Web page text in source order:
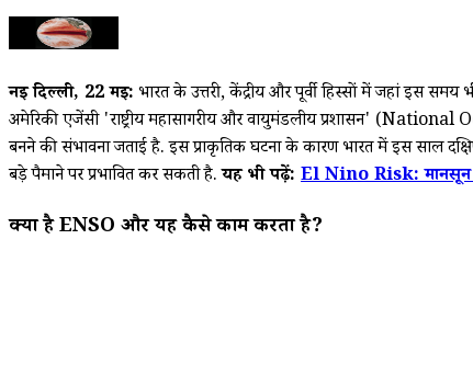
नई दिल्ली, 22मई: भारत के उत्तरी, केंद्रीय और पूर्वी हिस्सों में जहां इस
अमेरिकी एजेंसी 'राष्ट्रीय महासागरीय और वायुमंडलीय प्रशासन'
बनने की संभावना जताई है. इस प्राकृतिक घटना के कारण भारत में इस साल
बड़े पैमाने पर प्रभावित कर सकती है.यह भी पढ़ें: El Nino Risk: मानसून
क्या है ENSO और यह कैसे काम करता है?